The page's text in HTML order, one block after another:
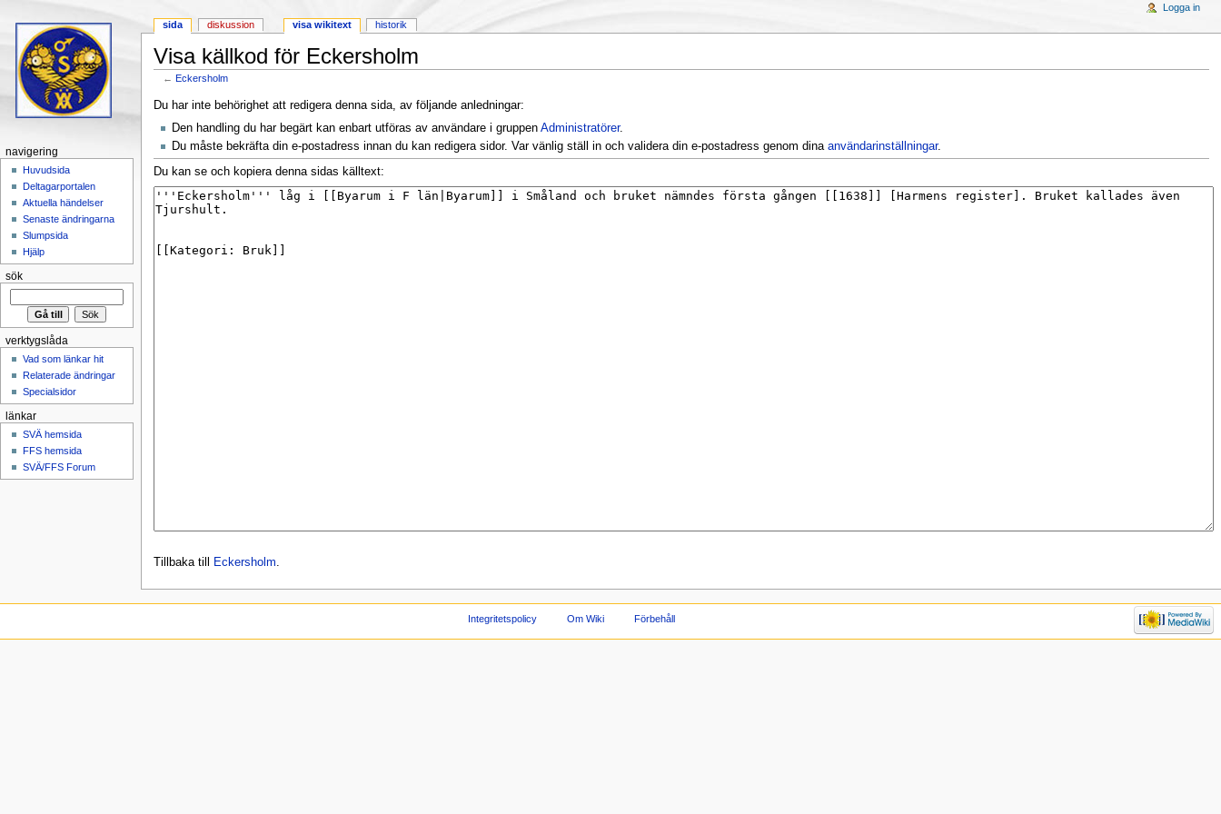
Visa källkod för Eckersholm
←Eckersholm
Du har inte behörighet att redigera denna sida, av följande anledningar:
Den handling du har begärt kan enbart utföras av användare i gruppen Administratörer.
Du måste bekräfta din e-postadress innan du kan redigera sidor. Var vänlig ställ in och validera din e-postadress genom dina användarinställningar.
Du kan se och kopiera denna sidas källtext:
Tillbaka till Eckersholm.
sida diskussion visa wikitext historik
Logga in
navigering
Huvudsida
Deltagarportalen
Aktuella händelser
Senaste ändringarna
Slumpsida
Hjälp
sök
verktygslåda
Vad som länkar hit
Relaterade ändringar
Specialsidor
länkar
SVÄ hemsida
FFS hemsida
SVÄ/FFS Forum
Integritetspolicy Om Wiki Förbehåll